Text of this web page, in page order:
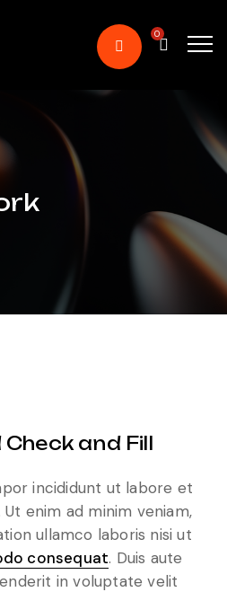
0
and Fill
incididunt ut labore et
enim ad minim veniam,
ullamco laboris nisi ut
consequat. Duis aute
in voluptate velit